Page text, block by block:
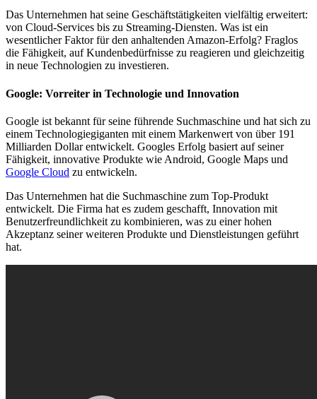
Das Unternehmen hat seine Geschäftstätigkeiten vielfältig erweitert:
von Cloud-Services bis zu Streaming-Diensten. Was ist ein
wesentlicher Faktor für den anhaltenden Amazon-Erfolg? Fraglos
die Fähigkeit, auf Kundenbedürfnisse zu reagieren und gleichzeitig
in neue Technologien zu investieren.
Google: Vorreiter in Technologie und Innovation
Google ist bekannt für seine führende Suchmaschine und hat sich zu
einem Technologiegiganten mit einem Markenwert von über 191
Milliarden Dollar entwickelt. Googles Erfolg basiert auf seiner
Fähigkeit, innovative Produkte wie Android, Google Maps und
Google Cloud zu entwickeln.
Das Unternehmen hat die Suchmaschine zum Top-Produkt
entwickelt. Die Firma hat es zudem geschafft, Innovation mit
Benutzerfreundlichkeit zu kombinieren, was zu einer hohen
Akzeptanz seiner weiteren Produkte und Dienstleistungen geführt
hat.